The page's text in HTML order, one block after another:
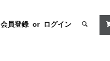
会員登録 or ログイン